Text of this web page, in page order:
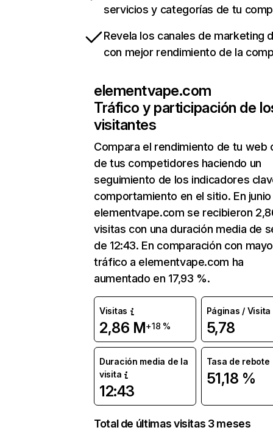
servicios y categorías de tu
Revela los canales de marketing
con mejor rendimiento de la
elementvape.com
Tráfico y participación de
visitantes
Compara el rendimiento de tu web
de tus competidores haciendo un
seguimiento de los indicadores
comportamiento en el sitio. En junio
elementvape.com se recibieron
visitas con una duración media de
de 12:43. En comparación con
tráfico a elementvape.com ha
aumentado en 17,93 %.
Visitas
2,86 M+18 %
Páginas / Visita
5,78
Duración media de la
visita
12:43
Tasa de rebote
51,18 %
Total de últimas visitas 3 meses